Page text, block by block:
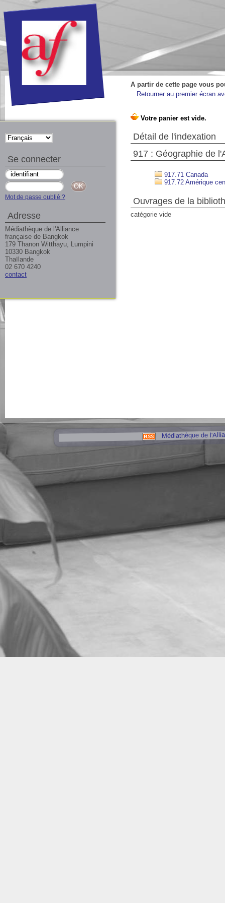
A partir de cette page vous
Retourner au premier écran
Détail de l'indexation
917 : Géographie de
917.71 Canada
917.72 Amérique
Ouvrages de la
catégorie vide
Médiathèque de
Se connecter
Mot de passe oublié ?
Adresse
Médiathèque de l'Alliance
française de Bangkok
179 Thanon Witthayu, Lumpini
10330 Bangkok
Thaïlande
02 670 4240
contact